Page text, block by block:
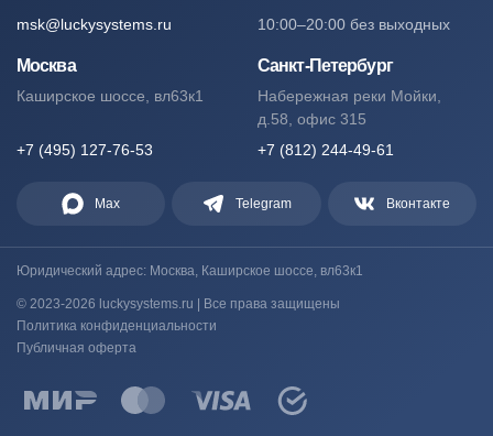
10:00–20:00 без выходных
msk@luckysystems.ru
Москва
Каширское шоссе, вл63к1
+7 (495) 127-76-53
Санкт-Петербург
Набережная реки Мойки,
д.58, офис 315
+7 (812) 244-49-61
Max Telegram Вконтакте
Юридический адрес: Москва, Каширское шоссе, вл63к1
© 2023-2026 luckysystems.ru | Все права защищены
Политика конфиденциальности
Публичная оферта